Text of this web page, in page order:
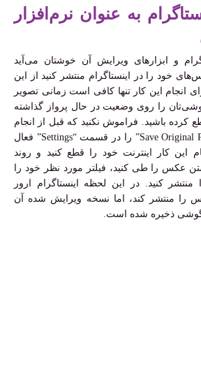
به عنوان نرم‌افزار
و ابزارهای ویرایش آن خوشتان می‌آید
خود را در اینستاگرام منتشر کنید از این
انجام این کار تنها کافی است زمانی تصویر
را روی وضعیت در حال پرواز گذاشته
کرده باشید. فراموش نکنید که قبل از انجام
این کار باید گزینه “Save Original Photo” را در قسمت “Settings” فعال
این کار اینترنت خود را قطع کنید و روند
عکس را طی کنید، فیلتر مورد نظر خود را
کنید. در این لحظه اینستاگرام ارور
را منتشر کند، اما نسخه ویرایش شده آن
ذخیره شده است.